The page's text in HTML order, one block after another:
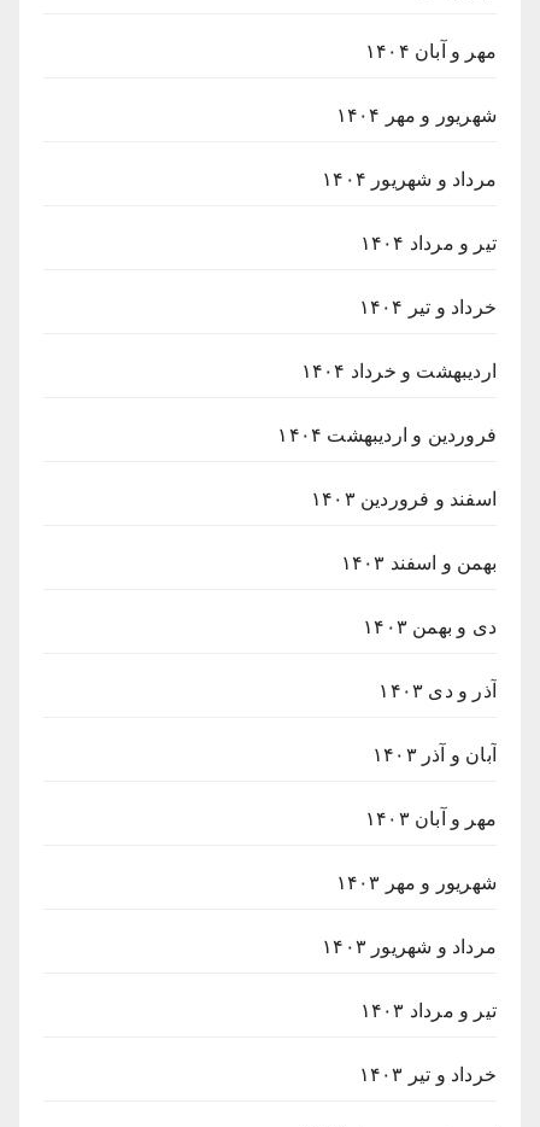
مهر و آبان ۱۴۰۴
شهریور و مهر ۱۴۰۴
مرداد و شهریور ۱۴۰۴
تیر و مرداد ۱۴۰۴
خرداد و تیر ۱۴۰۴
اردیبهشت و خرداد ۱۴۰۴
فروردین و اردیبهشت ۱۴۰۴
اسفند و فروردین ۱۴۰۳
بهمن و اسفند ۱۴۰۳
دی و بهمن ۱۴۰۳
آذر و دی ۱۴۰۳
آبان و آذر ۱۴۰۳
مهر و آبان ۱۴۰۳
شهریور و مهر ۱۴۰۳
مرداد و شهریور ۱۴۰۳
تیر و مرداد ۱۴۰۳
خرداد و تیر ۱۴۰۳